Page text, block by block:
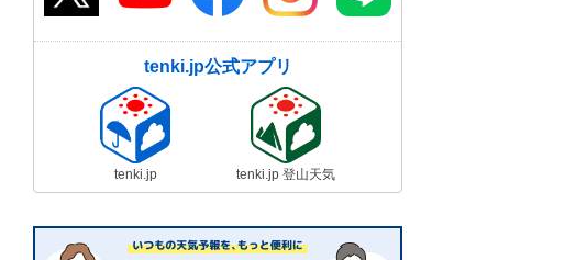
tenki.jp公式アプリ
tenki.jp tenki.jp 登山天気